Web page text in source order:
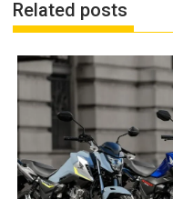
Related posts